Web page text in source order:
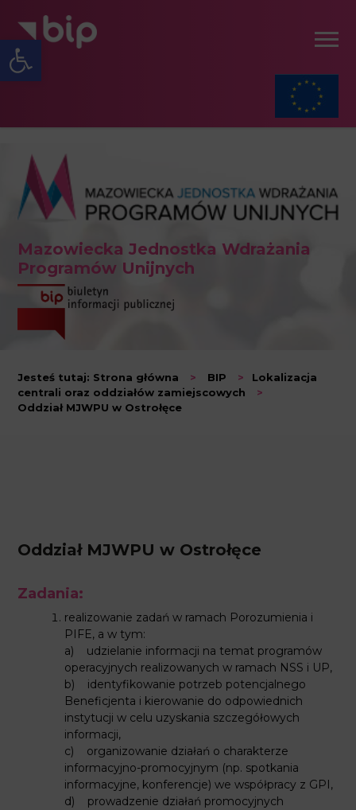
Open toolbar
Mazowiecka Jednostka Wdrażania
Programów Unijnych
Jesteś tutaj: Strona główna > BIP >
Lokalizacja
centrali oraz oddziałów zamiejscowych
>
Oddział MJWPU w Ostrołęce
Oddział MJWPU w Ostrołęce
Zadania:
realizowanie zadań w ramach Porozumienia i
PIFE, a w tym:
a) udzielanie informacji na temat programów
operacyjnych realizowanych w ramach NSS i UP,
b) identyfikowanie potrzeb potencjalnego
Beneficjenta i kierowanie do odpowiednich
instytucji w celu uzyskania szczegółowych
informacji,
c) organizowanie działań o charakterze
informacyjno-promocyjnym (np. spotkania
informacyjne, konferencje) we współpracy z GPI,
d) prowadzenie działań promocyjnych